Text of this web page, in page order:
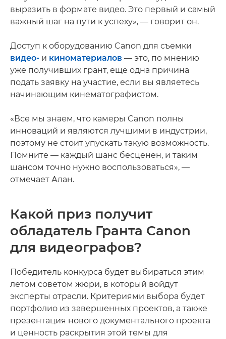
выразить в формате видео. Это первый и самый
важный шаг на пути к успеху», — говорит он.
Доступ к оборудованию Canon для съемки
видео- и киноматериалов — это, по мнению
уже получивших грант, еще одна причина
подать заявку на участие, если вы являетесь
начинающим кинематографистом.
«Все мы знаем, что камеры Canon полны
инноваций и являются лучшими в индустрии,
поэтому не стоит упускать такую возможность.
Помните — каждый шанс бесценен, и таким
шансом точно нужно воспользоваться», —
отмечает Алан.
Какой приз получит
обладатель Гранта Canon
для видеографов?
Победитель конкурса будет выбираться этим
летом советом жюри, в который войдут
эксперты отрасли. Критериями выбора будет
портфолио из завершенных проектов, а также
презентация нового документального проекта
и ценность раскрытия этой темы для